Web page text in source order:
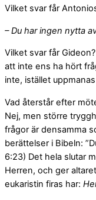
Vilket svar får
– Du har ingen nytta
Vilket svar får
att inte ens ha hört
inte, istället
Vad återstår efter
Nej, men större
frågor är densamma
berättelser i Bibeln:
6:23) Det hela slutar
Herren, och ger
eukaristin firas har: